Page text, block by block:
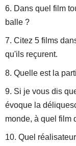
6. Dans quel film
balle ?
7. Citez 5 films
qu'ils reçurent.
8. Quelle est la
9. Si je vous dis
évoque la
monde, à quel film
10. Quel